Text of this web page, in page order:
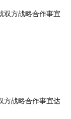
双方战略合作事宜
方战略合作事宜达